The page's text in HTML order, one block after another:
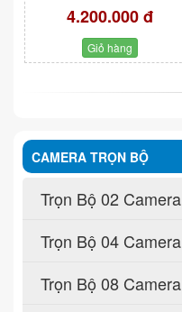
4.200.000 đ
Giỏ hàng
CAMERA TRỌN BỘ
Trọn Bộ 02 Camera
Trọn Bộ 04 Camera
Trọn Bộ 08 Camera